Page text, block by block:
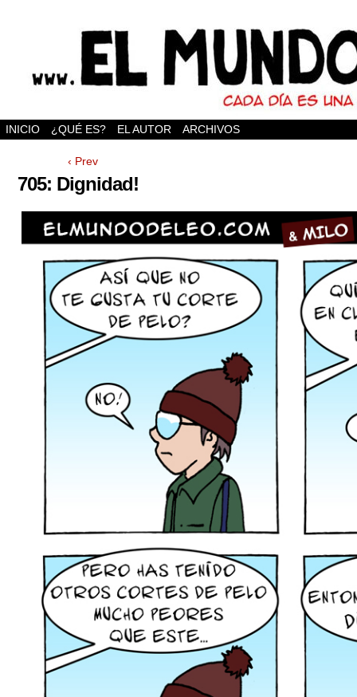
INICIO ¿QUÉ ES? EL AUTOR ARCHIVOS
‹ Prev
705: Dignidad!